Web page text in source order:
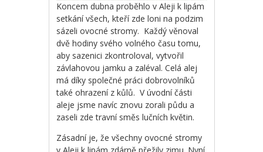
Koncem dubna proběhlo v Aleji k lipám
setkání všech, kteří zde loni na podzim
sázeli ovocné stromy. Každý věnoval
dvě hodiny svého volného času tomu,
aby sazenici zkontroloval, vytvořil
závlahovou jamku a zaléval. Celá alej
má díky společné práci dobrovolníků
také ohrazení z kůlů. V úvodní části
aleje jsme navíc znovu zorali půdu a
zaseli zde travní směs lučních květin.
Zásadní je, že všechny ovocné stromy